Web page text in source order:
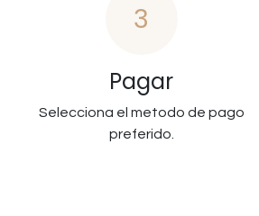
3
Pagar
Selecciona el metodo de pago
preferido.